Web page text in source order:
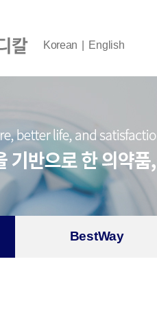
Korean English
BestWay